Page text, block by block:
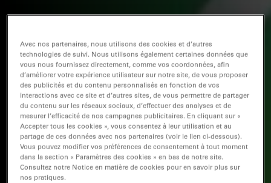
Avec nos partenaires, nous utilisons des cookies et d’autres
technologies de suivi. Nous utilisons également certaines données que
vous nous fournissez directement, comme vos coordonnées, afin
d’améliorer votre expérience utilisateur sur notre site, de vous proposer
des publicités et du contenu personnalisés en fonction de vos
interactions avec ce site et d’autres sites, de vous permettre de partager
du contenu sur les réseaux sociaux, d’effectuer des analyses et de
mesurer l’efficacité de nos campagnes publicitaires. En cliquant sur «
Accepter tous les cookies », vous consentez à leur utilisation et au
partage de ces données avec nos partenaires (voir le lien ci-dessous).
Vous pouvez modifier vos préférences de consentement à tout moment
dans la section « Paramètres des cookies » en bas de notre site.
Consultez notre Notice en matière de cookies pour en savoir plus sur
nos pratiques.